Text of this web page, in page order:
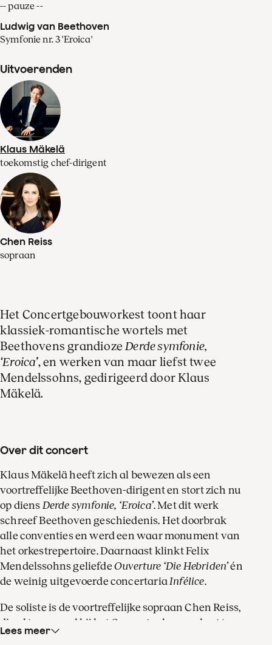
-- pauze --
Ludwig van Beethoven
Symfonie nr. 3 'Eroica'
Uitvoerenden
Klaus Mäkelä
toekomstig chef-dirigent
Chen Reiss
sopraan
Het Concertgebouworkest toont haar
klassiek-romantische wortels met
Beethovens grandioze Derde symfonie,
‘Eroica’, en werken van maar liefst twee
Mendelssohns, gedirigeerd door Klaus
Mäkelä.
Over dit concert
Klaus Mäkelä heeft zich al bewezen als een
voortreffelijke Beethoven-dirigent en stort zich nu
op diens Derde symfonie, ‘Eroica’. Met dit werk
schreef Beethoven geschiedenis. Het doorbrak
alle conventies en werd een waar monument van
het orkestrepertoire. Daarnaast klinkt Felix
Mendelssohns geliefdeOuverture ‘Die Hebriden’én
de weinig uitgevoerde concertariaInfélice.
De soliste is de voortreffelijke sopraan Chen Reiss,
die al tweemaal bij het Concertgebouworkest te
gast was. Ze zingt ook in de ‘dramatische scène’
Lees meer